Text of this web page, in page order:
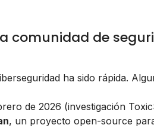
comunidad de
ha sido rápida.
de 2026 (investigación
, un proyecto open-source